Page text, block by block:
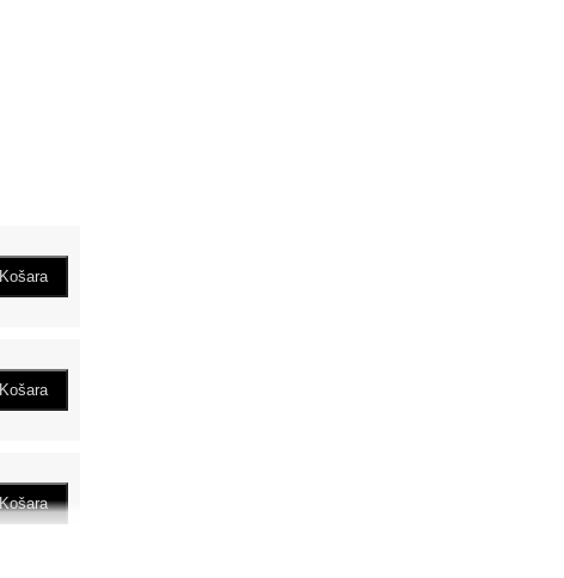
Košara
Košara
Košara